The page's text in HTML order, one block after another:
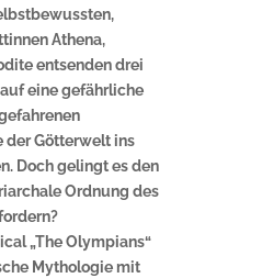
Athena,
entsenden drei
eine gefährliche
der Götterwelt ins
Doch gelingt es den
Ordnung des
„The Olympians“
Mythologie mit